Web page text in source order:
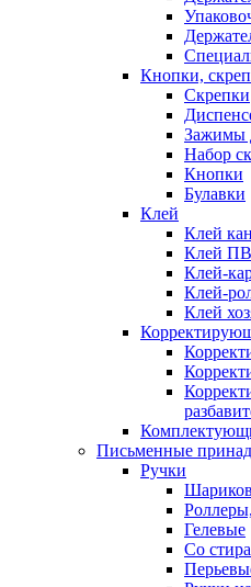
Кнопки,
Скрепки
Зажимы
Набор
Кнопки
Булавки
Клей
Клей
Клей
Клей-
Клей-
Клей
Письменные
Ручки
Гелевые
Со